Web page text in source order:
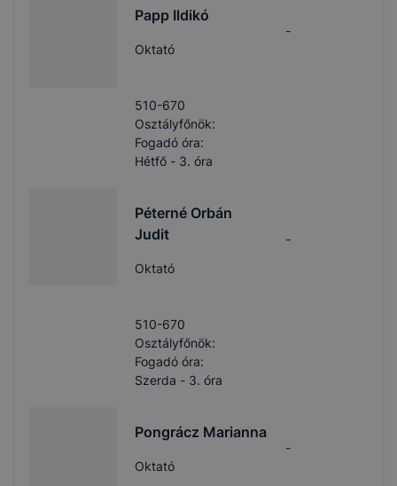
Papp Ildikó
Oktató
-
510-670
Osztályfőnök:
Fogadó óra:
Hétfő - 3. óra
Péterné Orbán
Judit
Oktató
-
510-670
Osztályfőnök:
Fogadó óra:
Szerda - 3. óra
Pongrácz Marianna
Oktató
-